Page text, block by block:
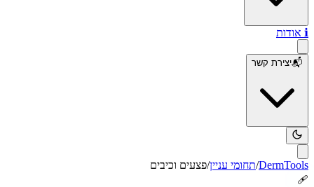
ℹ️ אודות
📬יצירת קשר
DermTools
/תחומי עניין/פצעים וכיבים
🩹